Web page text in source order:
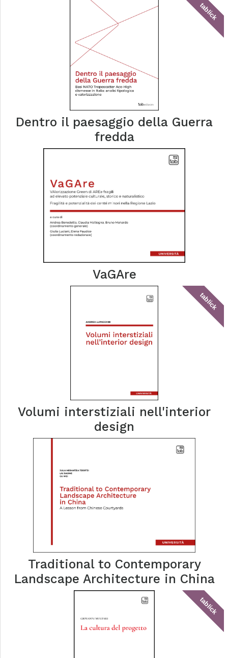
tablick
Dentro il paesaggio della Guerra
fredda
VaGAre
tablick
Volumi interstiziali nell'interior
design
Traditional to Contemporary
Landscape Architecture in China
tablick